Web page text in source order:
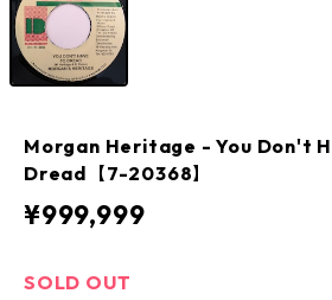
Morgan Heritage - You Don't
Dread【7-20368】
¥999,999
SOLD OUT